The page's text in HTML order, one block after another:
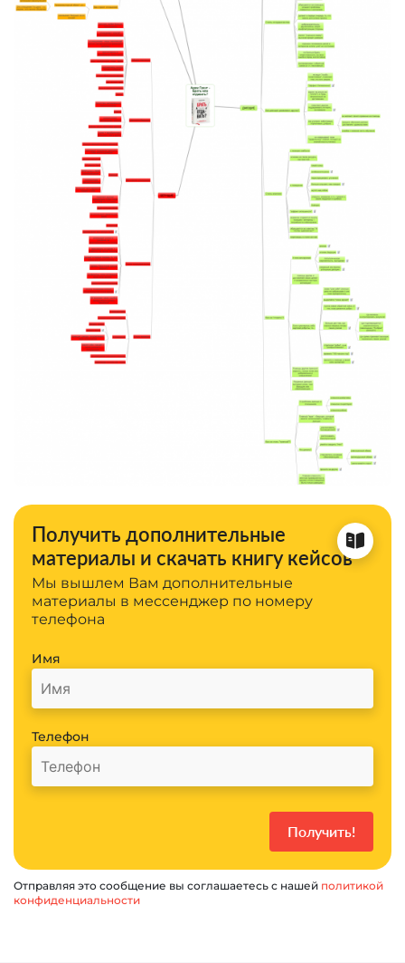
Получить дополнительные
материалы и скачать книгу кейсов
Мы вышлем Вам дополнительные
материалы в мессенджер по номеру
телефона
Имя
Телефон
Отправляя это сообщение вы соглашаетесь с нашей политикой
конфиденциальности